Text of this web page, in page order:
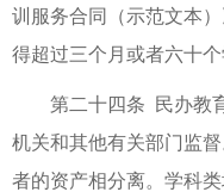
训服务合同（示范文本
得超过三个月或者六十个
第二十四条 民办教育
机关和其他有关部门监
者的资产相分离。学科